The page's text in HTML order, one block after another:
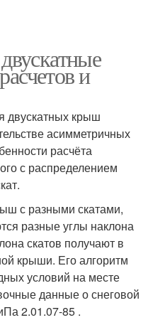
и
двускатных крыш
асимметричных
расчёта
с распределением
с разными скатами,
разные углы наклона
скатов получают в
крыши. Его алгоритм
условий на месте
данные о снеговой
2.01.07-85 .